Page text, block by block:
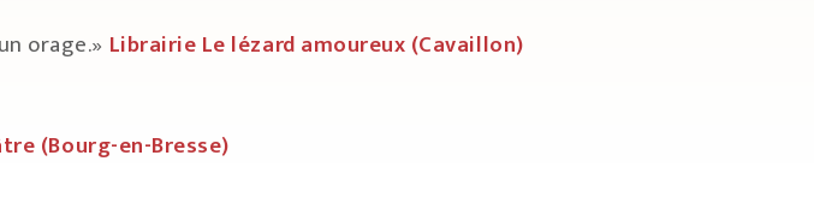
orage.» Librairie Le lézard amoureux (Cavaillon)
(Bourg-en-Bresse)